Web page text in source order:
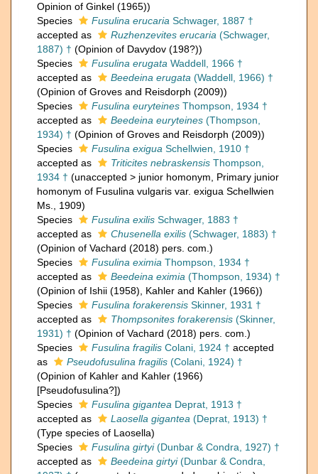
Opinion of Ginkel (1965))
Species
Fusulina erucaria Schwager, 1887 †
accepted as
Ruzhenzevites erucaria (Schwager,
1887) † (Opinion of Davydov (198?))
Species
Fusulina erugata Waddell, 1966 †
accepted as
Beedeina erugata (Waddell, 1966) †
(Opinion of Groves and Reisdorph (2009))
Species
Fusulina euryteines Thompson, 1934 †
accepted as
Beedeina euryteines (Thompson,
1934) † (Opinion of Groves and Reisdorph (2009))
Species
Fusulina exigua Schellwien, 1910 †
accepted as
Triticites nebraskensis Thompson,
1934 † (unaccepted > junior homonym , Primary junior
homonym of Fusulina vulgaris var. exigua Schellwien
Ms., 1909)
Species
Fusulina exilis Schwager, 1883 †
accepted as
Chusenella exilis (Schwager, 1883) †
(Opinion of Vachard (2018) pers. com.)
Species
Fusulina eximia Thompson, 1934 †
accepted as
Beedeina eximia (Thompson, 1934) †
(Opinion of Ishii (1958), Kahler and Kahler (1966))
Species
Fusulina forakerensis Skinner, 1931 †
accepted as
Thompsonites forakerensis (Skinner,
1931) † (Opinion of Vachard (2018) pers. com.)
Species
Fusulina fragilis Colani, 1924 † accepted
as
Pseudofusulina fragilis (Colani, 1924) †
(Opinion of Kahler and Kahler (1966)
[Pseudofusulina?])
Species
Fusulina gigantea Deprat, 1913 †
accepted as
Laosella gigantea (Deprat, 1913) †
(Type species of Laosella)
Species
Fusulina girtyi(Dunbar & Condra, 1927) †
accepted as
Beedeina girtyi(Dunbar & Condra,